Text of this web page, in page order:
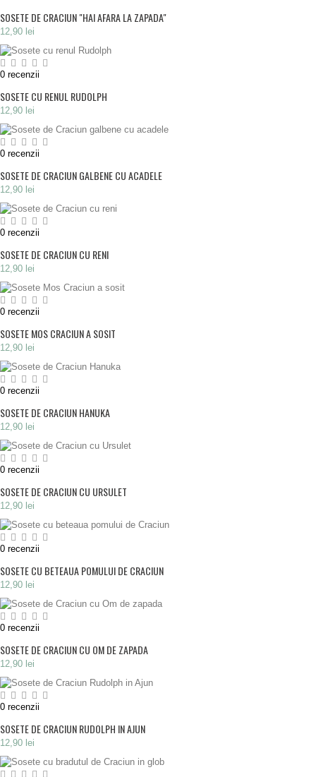
SOSETE DE CRACIUN "HAI AFARA LA ZAPADA"
12,90 lei
0 recenzii
SOSETE CU RENUL RUDOLPH
12,90 lei
0 recenzii
SOSETE DE CRACIUN GALBENE CU ACADELE
12,90 lei
0 recenzii
SOSETE DE CRACIUN CU RENI
12,90 lei
0 recenzii
SOSETE MOS CRACIUN A SOSIT
12,90 lei
0 recenzii
SOSETE DE CRACIUN HANUKA
12,90 lei
0 recenzii
SOSETE DE CRACIUN CU URSULET
12,90 lei
0 recenzii
SOSETE CU BETEAUA POMULUI DE CRACIUN
12,90 lei
0 recenzii
SOSETE DE CRACIUN CU OM DE ZAPADA
12,90 lei
0 recenzii
SOSETE DE CRACIUN RUDOLPH IN AJUN
12,90 lei